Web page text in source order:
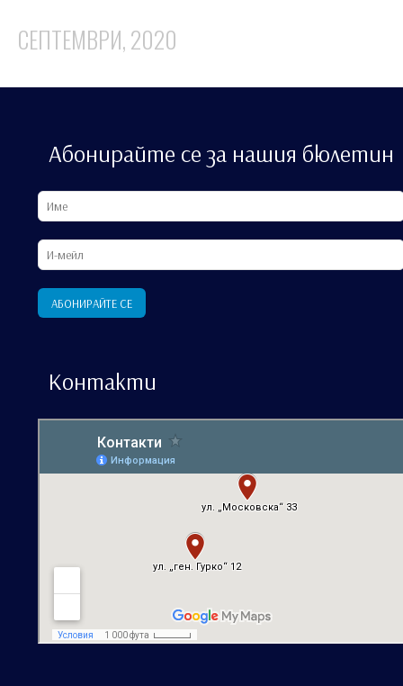
СЕПТЕМВРИ, 2020
Абонирайте се за нашия бюлетин
Контакти